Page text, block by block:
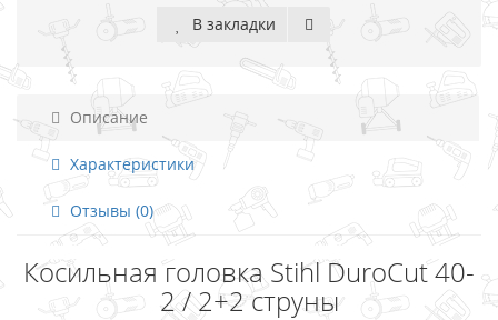
В закладки
Описание
Характеристики
Отзывы (0)
Косильная головка Stihl DuroCut 40-
2 / 2+2 струны